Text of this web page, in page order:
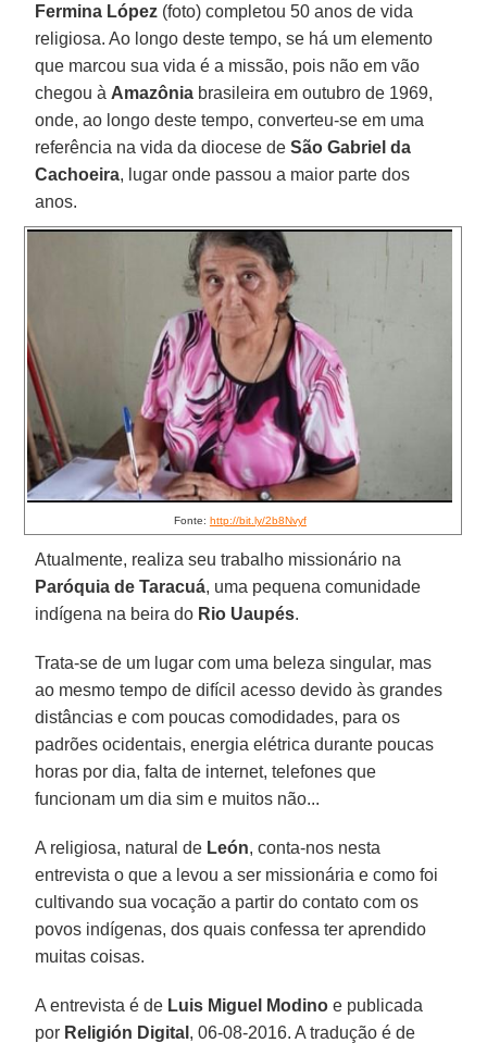
Fermina López (foto) completou 50 anos de vida
religiosa. Ao longo deste tempo, se há um elemento
que marcou sua vida é a missão, pois não em vão
chegou à Amazônia brasileira em outubro de 1969,
onde, ao longo deste tempo, converteu-se em uma
referência na vida da diocese deSão Gabriel da
Cachoeira, lugar onde passou a maior parte dos
anos.
Fonte: http://bit.ly/2b8Nvyf
Atualmente, realiza seu trabalho missionário na
Paróquia de Taracuá, uma pequena comunidade
indígena na beira do Rio Uaupés.
Trata-se de um lugar com uma beleza singular, mas
ao mesmo tempo de difícil acesso devido às grandes
distâncias e com poucas comodidades, para os
padrões ocidentais, energia elétrica durante poucas
horas por dia, falta de internet, telefones que
funcionam um dia sim e muitos não...
A religiosa, natural de León, conta-nos nesta
entrevista o que a levou a ser missionária e como foi
cultivando sua vocação a partir do contato com os
povos indígenas, dos quais confessa ter aprendido
muitas coisas.
A entrevista é de Luis Miguel Modino e publicada
por Religión Digital , 06-08-2016. A tradução é de